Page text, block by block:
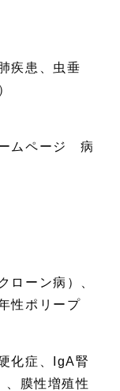
疾患、虫垂
ムページ 病
ローン病）、
性ポリープ
化症、IgA腎
、膜性増殖性